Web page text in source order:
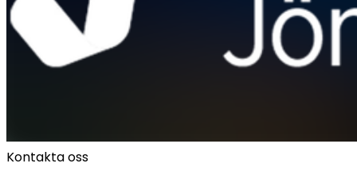
Kontakta oss